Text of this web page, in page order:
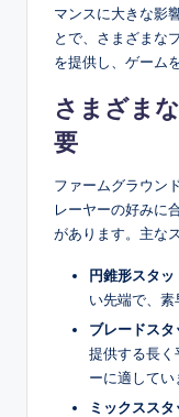
マンスに大きな影
とで、さまざまな
を提供し、ゲーム
さまざま
要
ファームグラウン
レーヤーの好みに
があります。主な
円錐形スタッ
い先端で、素
ブレードスタ
提供する長く
ーに適してい
ミックススタ